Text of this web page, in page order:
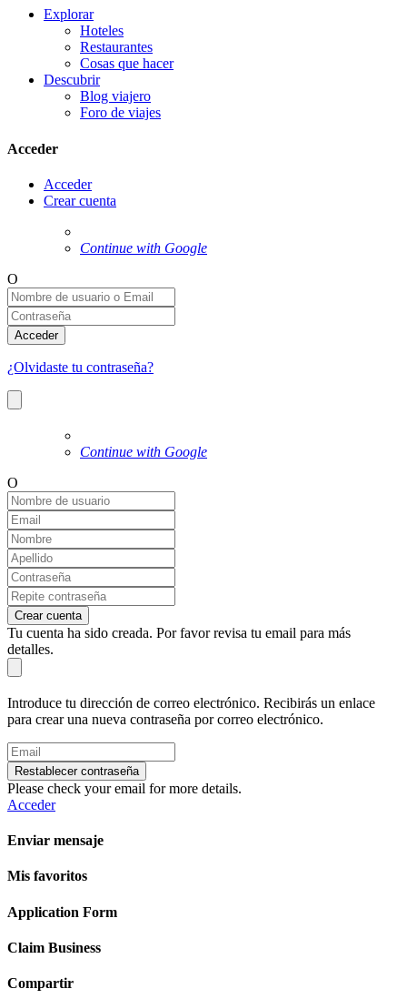
Explorar
Hoteles
Restaurantes
Cosas que hacer
Descubrir
Blog viajero
Foro de viajes
Acceder
Acceder
Crear cuenta
Continue with Google
O
Acceder
¿Olvidaste tu contraseña?
Continue with Google
O
Crear cuenta
Tu cuenta ha sido creada. Por favor revisa tu email para más
detalles.
Introduce tu dirección de correo electrónico. Recibirás un enlace
para crear una nueva contraseña por correo electrónico.
Restablecer contraseña
Please check your email for more details.
Acceder
Enviar mensaje
Mis favoritos
Application Form
Claim Business
Compartir